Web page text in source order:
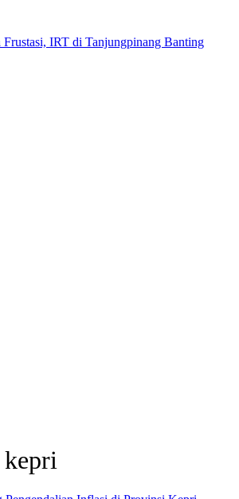
Frustasi, IRT di Tanjungpinang Banting